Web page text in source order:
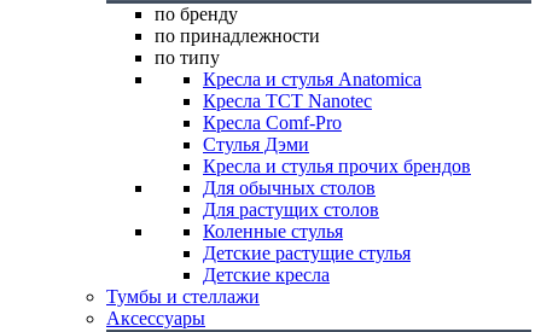
по бренду
по принадлежности
по типу
Кресла и стулья Anatomica
Кресла TCT Nanotec
Кресла Comf-Pro
Стулья Дэми
Кресла и стулья прочих брендов
Для обычных столов
Для растущих столов
Коленные стулья
Детские растущие стулья
Детские кресла
Тумбы и стеллажи
Аксессуары